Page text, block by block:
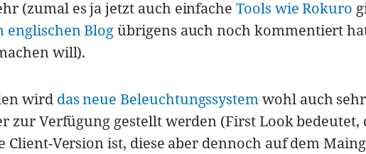
(zumal es ja jetzt auch einfacheTools wie Rokuro
englischen Blogübrigens auch noch kommentiert
will).
wird das neue Beleuchtungssystemwohl auch
zur Verfügung gestellt werden (First Look bedeutet,
Client-Version ist, diese aber dennoch auf dem